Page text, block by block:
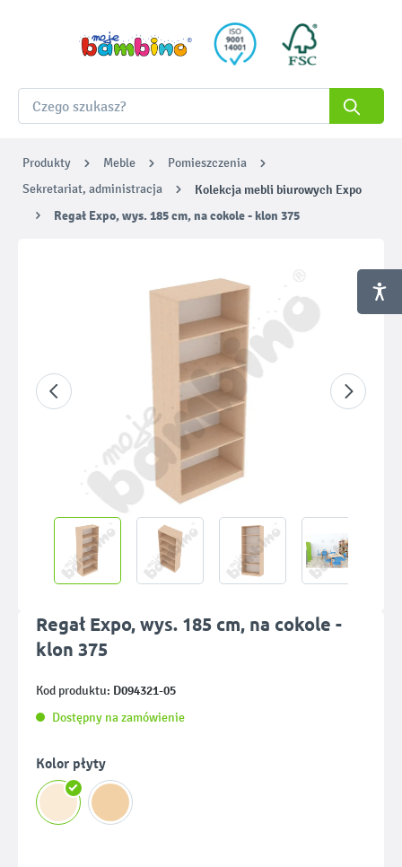
Produkty Meble
Pomieszczenia
Sekretariat, administracja
Kolekcja mebli biurowych Expo
Regał Expo, wys. 185 cm, na cokole - klon 375
Regał Expo, wys. 185 cm, na cokole -
klon 375
Kod produktu: D094321-05
Dostępny na zamówienie
Wybierz
Kolor płyty